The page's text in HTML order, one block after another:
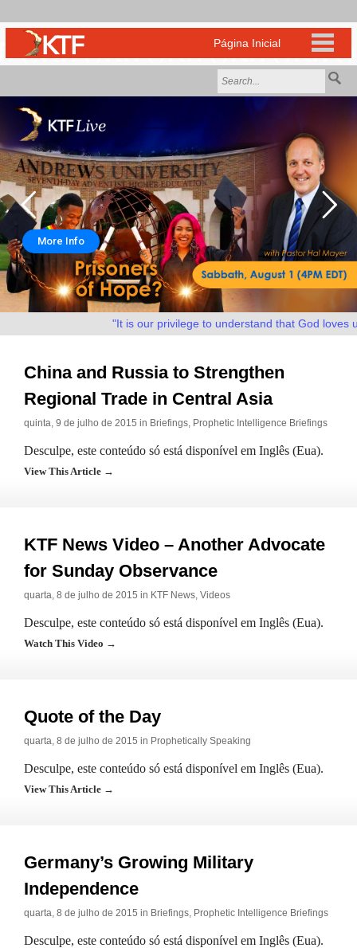
More Info
"It is our privilege to understand that God loves
China and Russia to Strengthen
Regional Trade in Central Asia
quinta, 9 de julho de 2015 in Briefings, Prophetic Intelligence Briefings
Desculpe, este conteúdo só está disponível em Inglês (Eua).
View This Article →
KTF News Video – Another Advocate
for Sunday Observance
quarta, 8 de julho de 2015 in KTF News, Videos
Desculpe, este conteúdo só está disponível em Inglês (Eua).
Watch This Video →
Quote of the Day
quarta, 8 de julho de 2015 in Prophetically Speaking
Desculpe, este conteúdo só está disponível em Inglês (Eua).
View This Article →
Germany’s Growing Military
Independence
quarta, 8 de julho de 2015 in Briefings, Prophetic Intelligence Briefings
Desculpe, este conteúdo só está disponível em Inglês (Eua).